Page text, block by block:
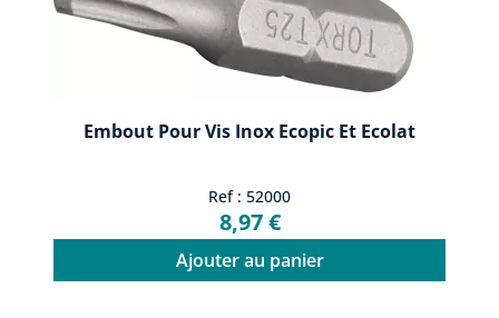
Embout Pour Vis Inox Ecopic Et Ecolat
Ref : 52000
8,97 €
Ajouter au panier